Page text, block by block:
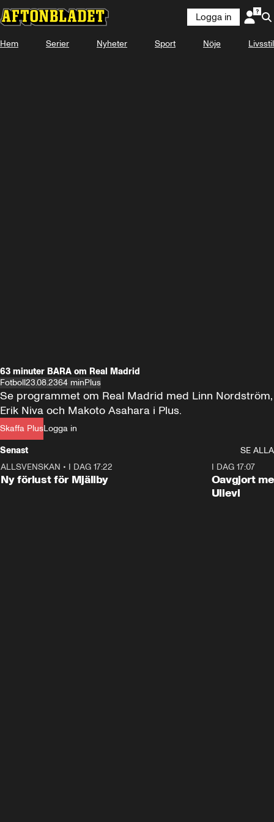
Logga in
Hem Serier Nyheter Sport Nöje Livsstil
63 minuter BARA om Real Madrid
Fotboll23.08.2364 minPlus
Skaffa PlusLogga in
Se programmet om Real Madrid med Linn Nordström,
Erik Niva och Makoto Asahara i Plus.
Senast
SE ALLA
ALLSVENSKAN • I DAG 17:22
Ny förlust för Mjällby
I DAG 17:07
Oavgjort
Ullevi